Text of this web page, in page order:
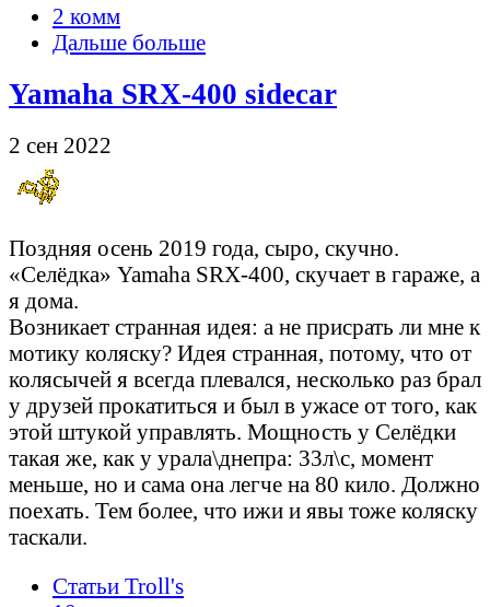
2 комм
Дальше больше
Yamaha SRX-400 sidecar
2 сен 2022
Поздняя осень 2019 года, сыро, скучно.
«Селёдка» Yamaha SRX-400, скучает в гараже, а
я дома.
Возникает странная идея: а не присрать ли мне к
мотику коляску? Идея странная, потому, что от
колясычей я всегда плевался, несколько раз брал
у друзей прокатиться и был в ужасе от того, как
этой штукой управлять. Мощность у Селёдки
такая же, как у урала\днепра: 33л\с, момент
меньше, но и сама она легче на 80 кило. Должно
поехать. Тем более, что ижи и явы тоже коляску
таскали.
Статьи Troll's